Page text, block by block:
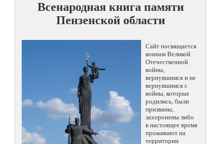
Всенародная книга памяти
Пензенской области
Сайт посвящается
воинам Великой
Отечественной
войны,
вернувшимся и не
вернувшимся с
войны, которые
родились, были
призваны,
захоронены либо
в настоящее время
проживают на
территории